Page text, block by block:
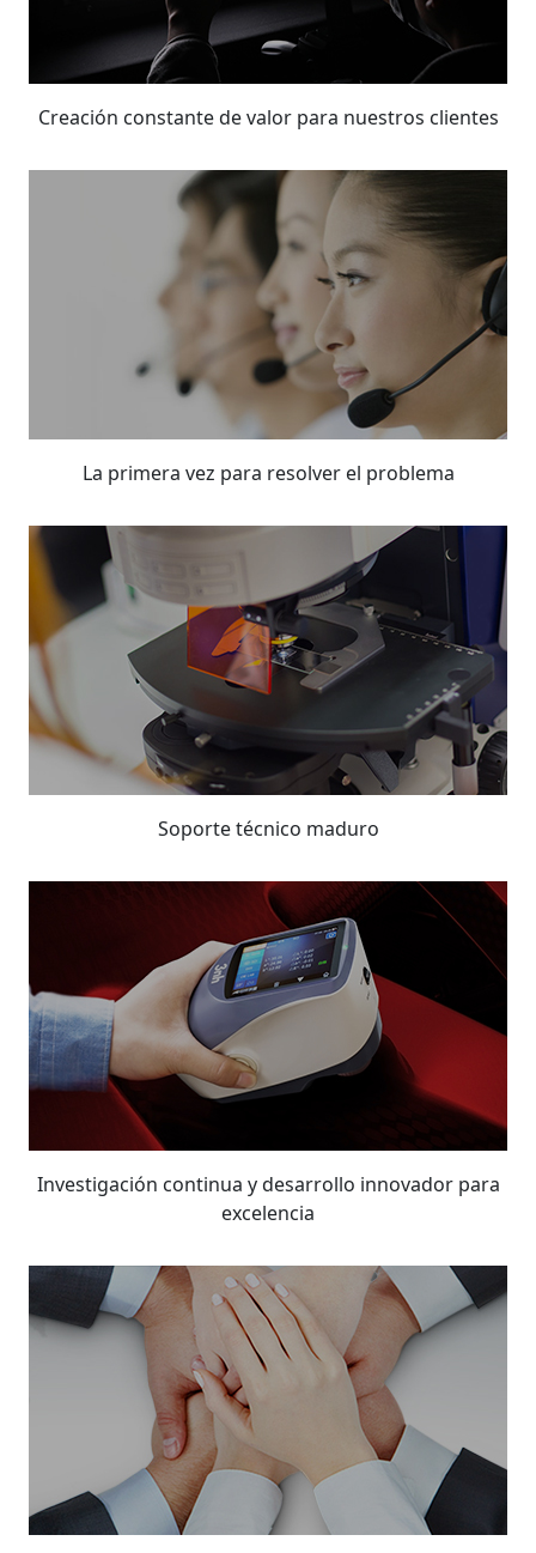
Creación constante de valor para nuestros clientes
La primera vez para resolver el problema
Soporte técnico maduro
Investigación continua y desarrollo innovador para
excelencia